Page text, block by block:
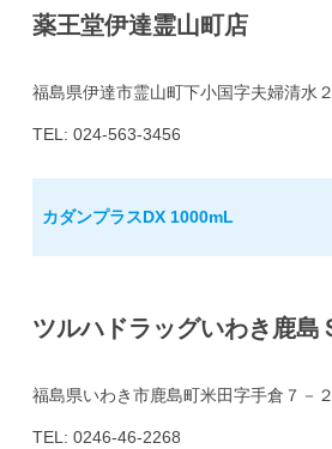
薬王堂伊達霊山町店
福島県伊達市霊山町下小国字夫婦清水
TEL: 024-563-3456
カダンプラスDX 1000mL
ツルハドラッグいわき鹿島
福島県いわき市鹿島町米田字手倉７－
TEL: 0246-46-2268